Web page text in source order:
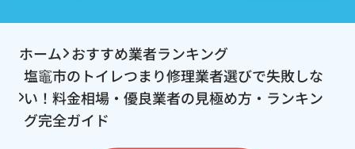
ホーム おすすめ業者ランキング
塩竈市のトイレつまり修理業者選びで失敗しな
い！料金相場・優良業者の見極め方・ランキン
グ完全ガイド